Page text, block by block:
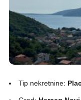
Tip nekretnine: